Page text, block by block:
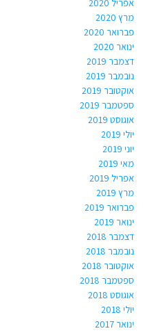
מרץ 2020
פברואר 2020
ינואר 2020
דצמבר 2019
נובמבר 2019
אוקטובר 2019
ספטמבר 2019
אוגוסט 2019
יולי 2019
יוני 2019
מאי 2019
אפריל 2019
מרץ 2019
פברואר 2019
ינואר 2019
דצמבר 2018
נובמבר 2018
אוקטובר 2018
ספטמבר 2018
אוגוסט 2018
יולי 2018
ינואר 2017